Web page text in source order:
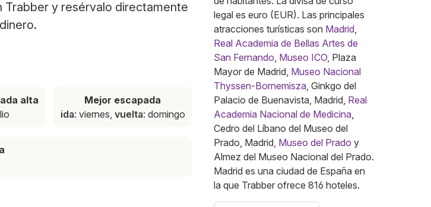
Trabber y resérvalo directamente
alta
Mejor escapada
ida: viernes, vuelta: domingo
legal es euro (EUR). Las principales
atracciones turísticas son Madrid,
Real Academia de Bellas Artes de
San Fernando, Museo ICO, Plaza
Mayor de Madrid, Museo Nacional
Thyssen-Bornemisza, Ginkgo del
Palacio de Buenavista, Madrid, Real
Academia Nacional de Medicina,
Cedro del Líbano del Museo del
Prado, Madrid, Museo del Prado y
Almez del Museo Nacional del Prado.
Madrid es una ciudad de España en
la que Trabber ofrece 816 hoteles.